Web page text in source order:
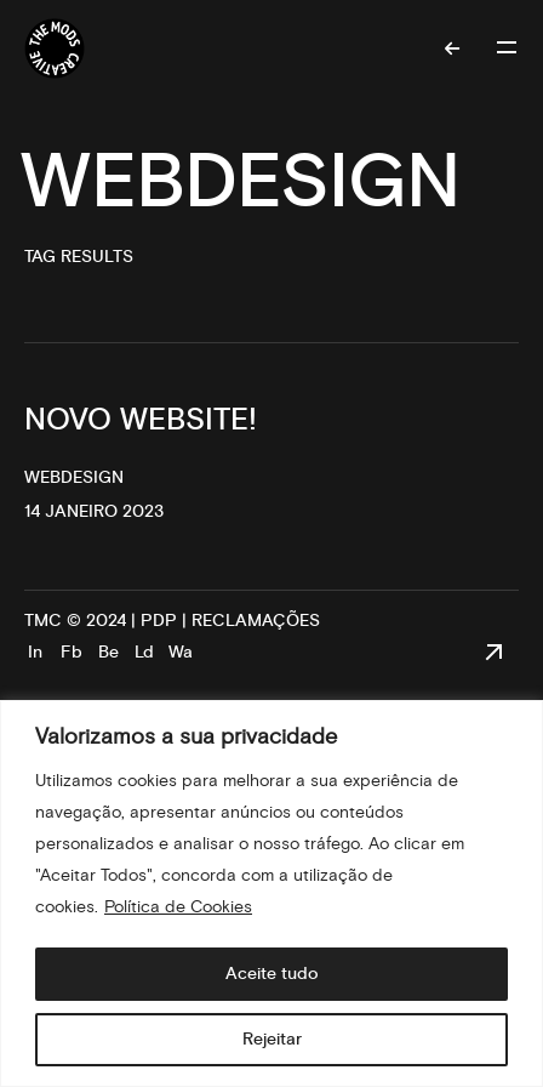
Valorizamos a sua privacidade
Utilizamos cookies para melhorar a sua experiência de
navegação, apresentar anúncios ou conteúdos
personalizados e analisar o nosso tráfego. Ao clicar em
"Aceitar Todos", concorda com a utilização de
cookies. Política de Cookies
Rejeitar
Aceite tudo
WEBDESIGN
TAG RESULTS
NOVO WEBSITE!
WEBDESIGN
14 JANEIRO 2023
TMC © 2024 | PDP | RECLAMAÇÕES
In
Fb Be Ld Wa